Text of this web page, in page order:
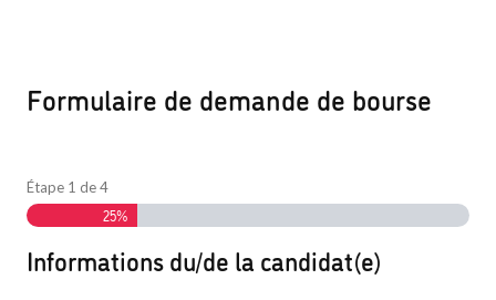
Formulaire de demande de bourse
Étape 1 de4
25%
Informations du/de la candidat(e)